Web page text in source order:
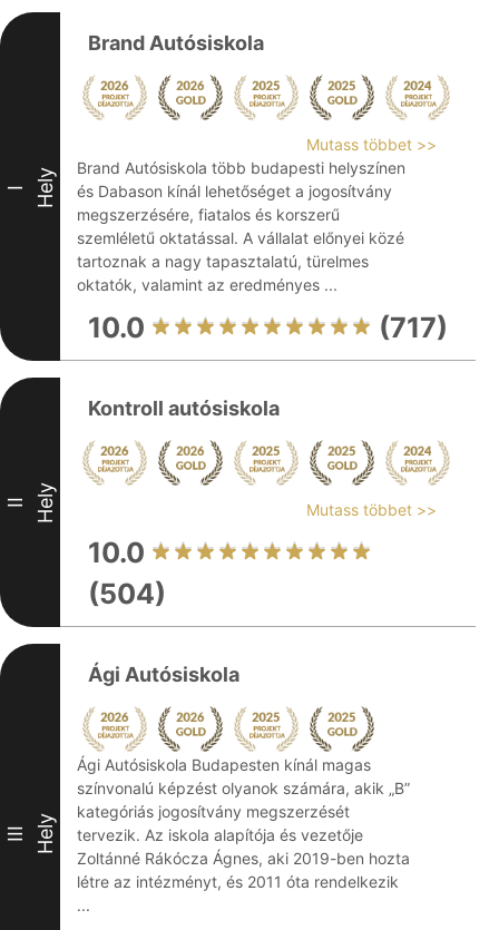
I Hely
Brand Autósiskola
Mutass többet >>
Brand Autósiskola több budapesti helyszínen
és Dabason kínál lehetőséget a jogosítvány
megszerzésére, fiatalos és korszerű
szemléletű oktatással. A vállalat előnyei közé
tartoznak a nagy tapasztalatú, türelmes
oktatók, valamint az eredményes ...
10.0 (717)
II Hely
Kontroll autósiskola
Mutass többet >>
10.0
(504)
III Hely
Ági Autósiskola
Ági Autósiskola Budapesten kínál magas
színvonalú képzést olyanok számára, akik „B”
kategóriás jogosítvány megszerzését
tervezik. Az iskola alapítója és vezetője
Zoltánné Rákócza Ágnes, aki 2019-ben hozta
létre az intézményt, és 2011 óta rendelkezik
...